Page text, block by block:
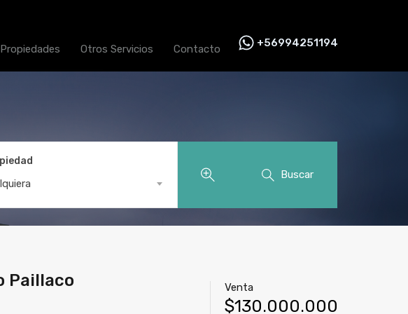
Propiedades Otros Servicios Contacto +56994251194
Buscar
Camino Viejo Paillaco
Paillaco Venta
$130.000.000